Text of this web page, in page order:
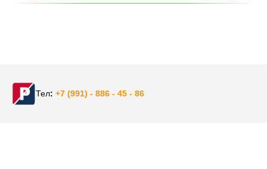
Тел: +7 (991) - 886 - 45 - 86